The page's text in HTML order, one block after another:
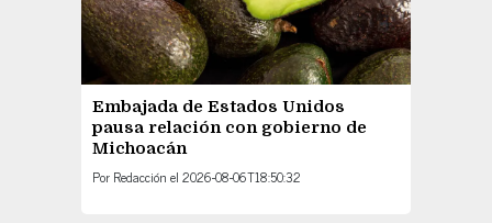
Embajada de Estados Unidos
pausa relación con gobierno de
Michoacán
Por Redacción el 2026-08-06T18:50:32